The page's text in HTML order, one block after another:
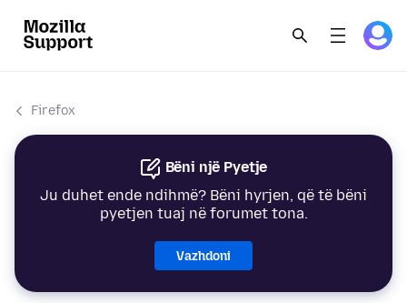
Firefox
Bëni një Pyetje
Ju duhet ende ndihmë? Bëni hyrjen, që të bëni
pyetjen tuaj në forumet tona.
Vazhdoni